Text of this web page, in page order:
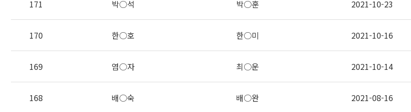
171 박○석 박○훈 2021-10-23
170 한○호 한○미 2021-10-16
169 염○자 최○운 2021-10-14
168 배○숙 배○완 2021-08-16